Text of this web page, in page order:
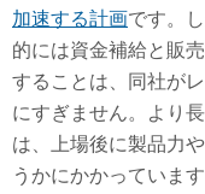
加速する計画です。
的には資金補給と販
することは、同社が
にすぎません。より
は、上場後に製品力
うかにかかっています